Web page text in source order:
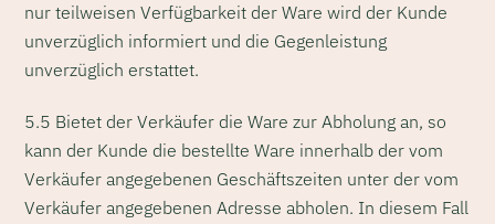
nur teilweisen Verfügbarkeit der Ware wird der Kunde
unverzüglich informiert und die Gegenleistung
unverzüglich erstattet.
5.5 Bietet der Verkäufer die Ware zur Abholung an, so
kann der Kunde die bestellte Ware innerhalb der vom
Verkäufer angegebenen Geschäftszeiten unter der vom
Verkäufer angegebenen Adresse abholen. In diesem Fall